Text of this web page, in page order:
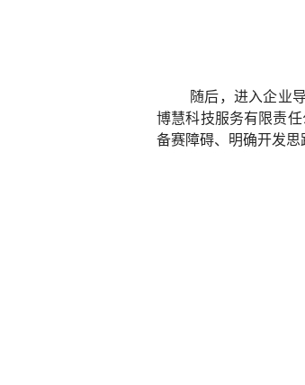
随后，进入企业
博慧科技服务有限责
备赛障碍、明确开发思